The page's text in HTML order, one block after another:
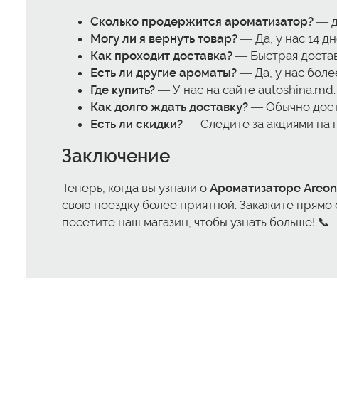
Сколько продержится ароматизатор? —
Могу ли я вернуть товар? — Да, у нас 14
Как проходит доставка? — Быстрая
Есть ли другие ароматы? — Да, у нас
Где купить? — У нас на сайте autoshina.md.
Как долго ждать доставку? — Обычно
Есть ли скидки? — Следите за акциями на
Заключение
Теперь, когда вы узнали о Ароматизаторе
свою поездку более приятной. Закажите
посетите наш магазин, чтобы узнать больше! 📞